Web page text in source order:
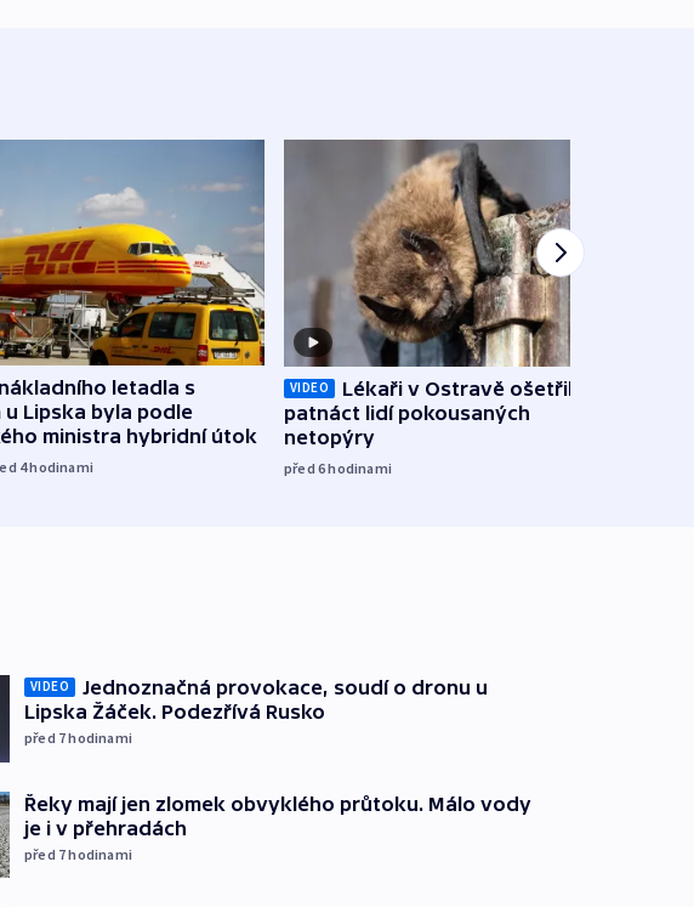
letadla s
u Lipska byla podle
ministra hybridní útok
4hodinami
VIDEO
Lékaři v Ostravě ošetřili už
patnáct lidí pokousaných
netopýry
před 6hodinami
VIDEO
Jednoznačná provokace, soudí o dronu u
Lipska Žáček. Podezřívá Rusko
před 7hodinami
Řeky mají jen zlomek obvyklého průtoku. Málo vody
je i v přehradách
před 7hodinami